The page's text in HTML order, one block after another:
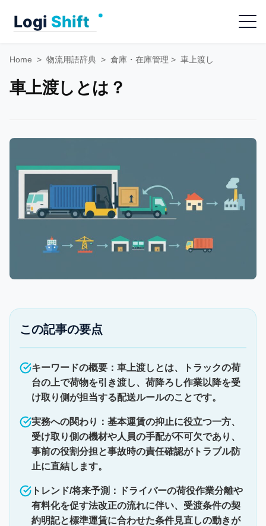
Menu
Home > 物流用語辞典 > 倉庫・在庫管理 > 車上渡し
車上渡しとは？
この記事の要点
キーワードの概要：車上渡しとは、トラックの荷
台の上で荷物を引き渡し、荷降ろし作業以降を受
け取り側が担当する配送ルールのことです。
実務への関わり：基本運賃の抑止に役立つ一方、
受け取り側の機材や人員の手配が不可欠であり、
事前の役割分担と事故時の責任確認がトラブル防
止に直結します。
トレンド/将来予測：ドライバーの荷役作業分離や
有料化を促す法改正の流れに伴い、受渡条件の契
約明記と標準運賃に合わせた条件見直しの動きが